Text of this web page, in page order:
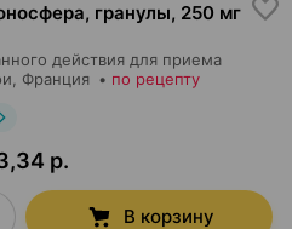
гранулы, 250 мг
действия для приема
, Франция • по рецепту
р.
В корзину